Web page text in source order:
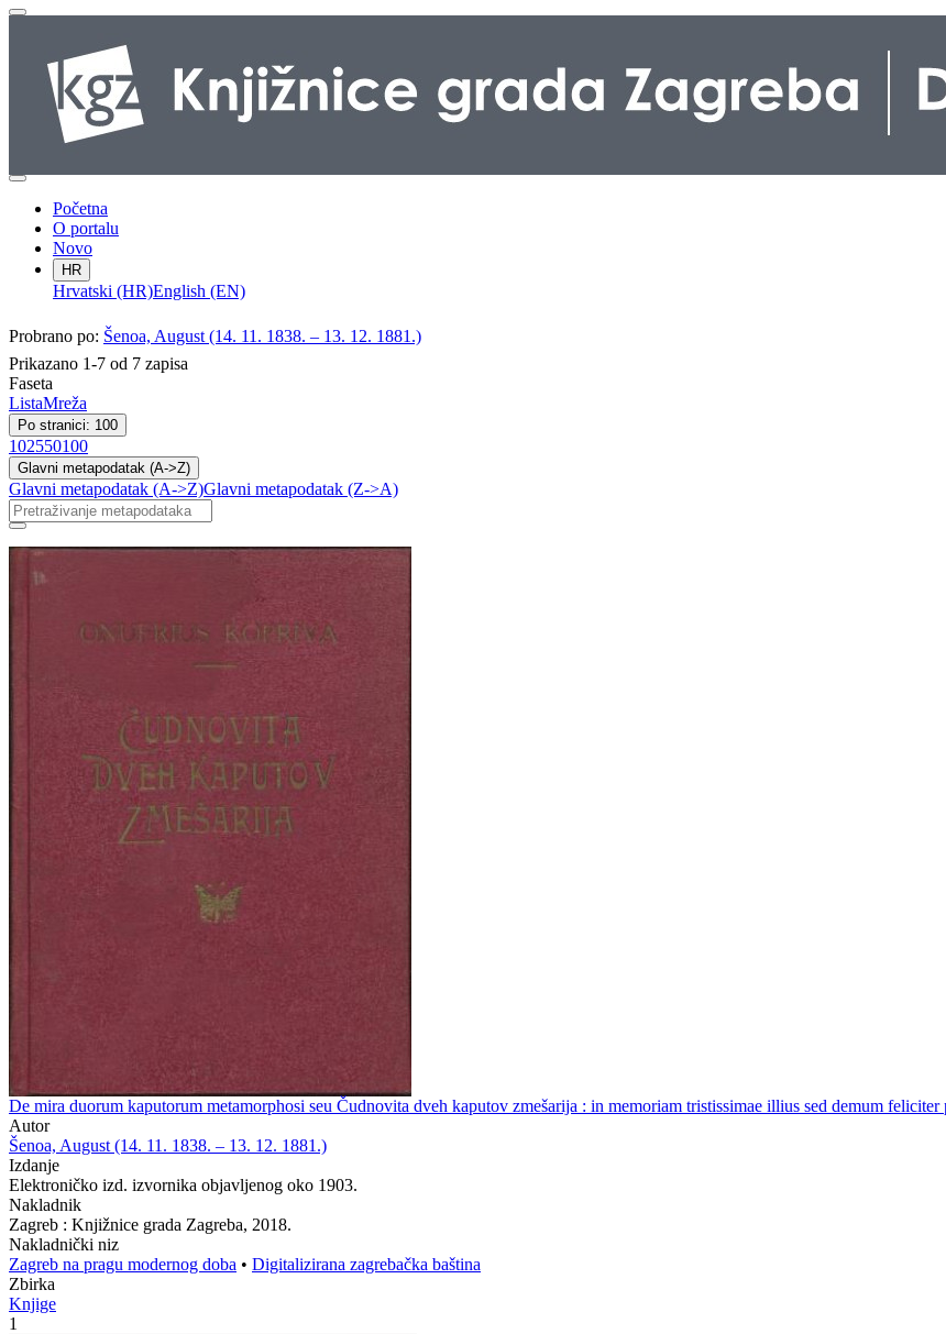
Početna
O portalu
Novo
HR
Hrvatski (HR)English (EN)
Probrano po: Šenoa, August (14. 11. 1838. – 13. 12. 1881.)
Prikazano 1-7 od 7 zapisa
Faseta
ListaMreža
Po stranici: 100
102550100
Glavni metapodatak (A->Z)
Glavni metapodatak (A->Z)Glavni metapodatak (Z->A)
De mira duorum kaputorum metamorphosi seu Čudnovita dveh kaputov zmešarija : in memoriam tristissimae illius sed demum
Autor
Šenoa, August (14. 11. 1838. – 13. 12. 1881.)
Izdanje
Elektroničko izd. izvornika objavljenog oko 1903.
Nakladnik
Zagreb : Knjižnice grada Zagreba, 2018.
Nakladnički niz
Zagreb na pragu modernog doba • Digitalizirana zagrebačka baština
Zbirka
Knjige
1